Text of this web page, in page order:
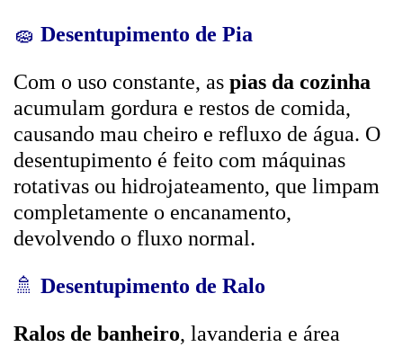
🧽 Desentupimento de Pia
Com o uso constante, as pias da cozinha
acumulam gordura e restos de comida,
causando mau cheiro e refluxo de água. O
desentupimento é feito com máquinas
rotativas ou hidrojateamento, que limpam
completamente o encanamento,
devolvendo o fluxo normal.
🚿 Desentupimento de Ralo
Ralos de banheiro, lavanderia e área